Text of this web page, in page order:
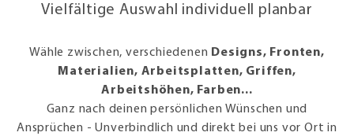
Vielfältige Auswahl individuell planbar
Wähle zwischen, verschiedenen Designs, Fronten,
Materialien, Arbeitsplatten, Griffen,
Arbeitshöhen, Farben...
Ganz nach deinen persönlichen Wünschen und
Ansprüchen - Unverbindlich und direkt bei uns vor Ort in